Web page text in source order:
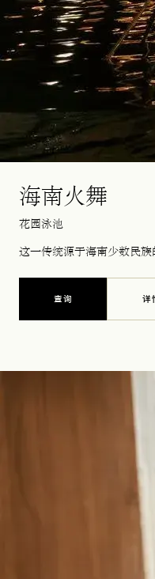
海南火舞
花园泳池
这一传统源于海南少数民
查询 详